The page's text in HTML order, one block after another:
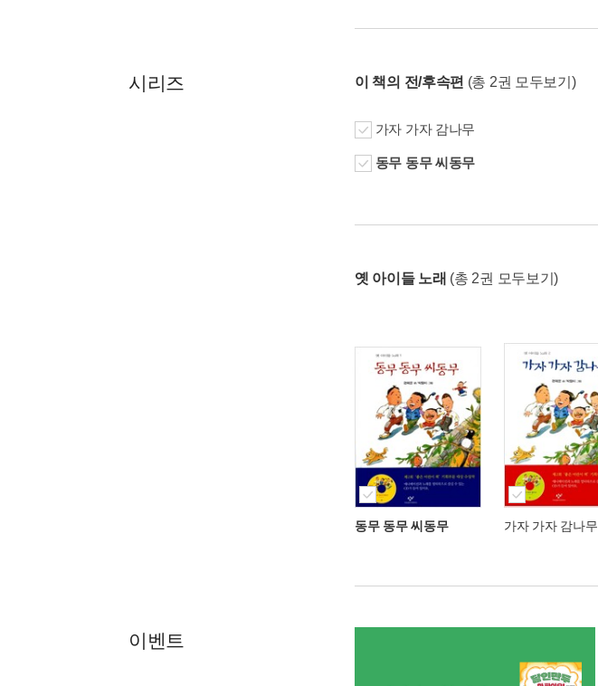
시리즈 이 책의 전/후속편 (총 2권 모두보기)
가자 가자 감나무
동무 동무 씨동무
옛 아이들 노래 (총 2권 모두보기)
동무 동무 씨동무 가자 가자 감나무
이벤트